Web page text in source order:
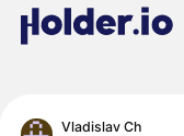
Vladislav Ch